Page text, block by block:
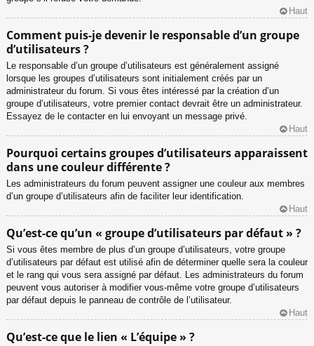
Haut
Comment puis-je devenir le responsable d’un groupe
d’utilisateurs ?
Le responsable d’un groupe d’utilisateurs est généralement assigné
lorsque les groupes d’utilisateurs sont initialement créés par un
administrateur du forum. Si vous êtes intéressé par la création d’un
groupe d’utilisateurs, votre premier contact devrait être un administrateur.
Essayez de le contacter en lui envoyant un message privé.
Haut
Pourquoi certains groupes d’utilisateurs apparaissent
dans une couleur différente ?
Les administrateurs du forum peuvent assigner une couleur aux membres
d’un groupe d’utilisateurs afin de faciliter leur identification.
Haut
Qu’est-ce qu’un « groupe d’utilisateurs par défaut » ?
Si vous êtes membre de plus d’un groupe d’utilisateurs, votre groupe
d’utilisateurs par défaut est utilisé afin de déterminer quelle sera la couleur
et le rang qui vous sera assigné par défaut. Les administrateurs du forum
peuvent vous autoriser à modifier vous-même votre groupe d’utilisateurs
par défaut depuis le panneau de contrôle de l’utilisateur.
Haut
Qu’est-ce que le lien « L’équipe » ?